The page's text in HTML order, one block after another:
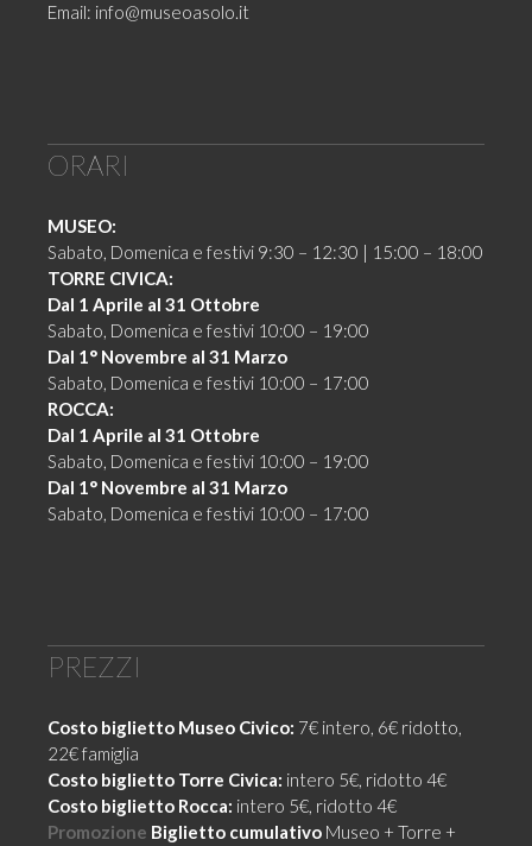
Email: info@museoasolo.it
ORARI
MUSEO:
Sabato, Domenica e festivi 9:30 – 12:30 | 15:00 – 18:00
TORRE CIVICA:
Dal 1 Aprile al 31 Ottobre
Sabato, Domenica e festivi 10:00 – 19:00
Dal 1° Novembre al 31 Marzo
Sabato, Domenica e festivi 10:00 – 17:00
ROCCA:
Dal 1 Aprile al 31 Ottobre
Sabato, Domenica e festivi 10:00 – 19:00
Dal 1° Novembre al 31 Marzo
Sabato, Domenica e festivi 10:00 – 17:00
PREZZI
Costo biglietto Museo Civico: 7€ intero, 6€ ridotto,
22€ famiglia
Costo biglietto Torre Civica: intero 5€, ridotto 4€
Costo biglietto Rocca: intero 5€, ridotto 4€
Promozione Biglietto cumulativo Museo + Torre +